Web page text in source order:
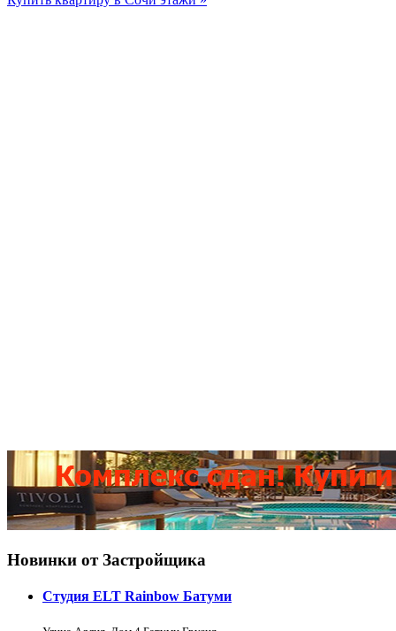
Новинки от Застройщика
Студия ELT Rainbow Батуми